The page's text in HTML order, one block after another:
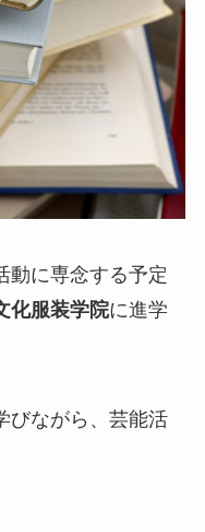
動に専念する予定
化服装学院に進学
びながら、芸能活